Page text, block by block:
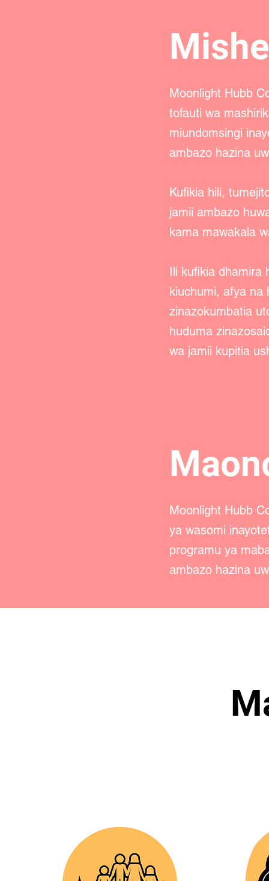
Moonlight Hubb
tofauti wa
miundomsingi
ambazo hazina
Kufikia hili,
jamii ambazo
kama mawakala
Ili kufikia dhamira
kiuchumi, afya na
zinazokumbatia
huduma
wa jamii kupitia
Moonlight Hubb
ya wasomi
programu ya
ambazo hazina